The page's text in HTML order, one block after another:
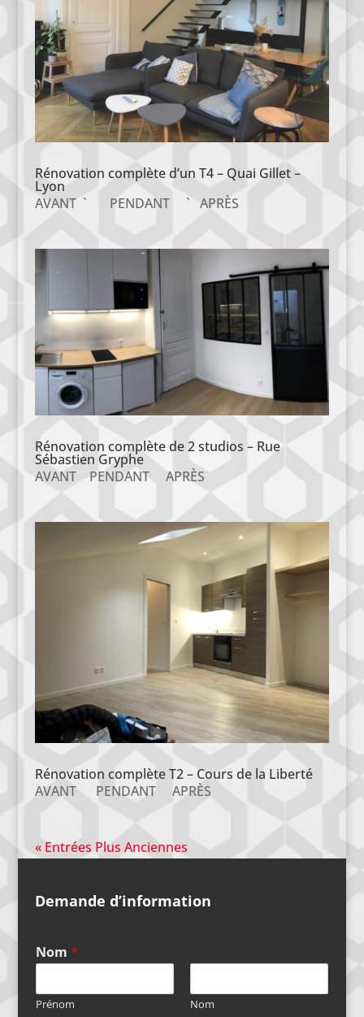
Rénovation complète d’un T4 – Quai Gillet –
Lyon
AVANT ` PENDANT ` APRÈS
Rénovation complète de 2 studios – Rue
Sébastien Gryphe
AVANT PENDANT APRÈS
Rénovation complète T2 – Cours de la Liberté
AVANT PENDANT APRÈS
« Entrées Plus Anciennes
Demande d’information
Nom *
Prénom Nom